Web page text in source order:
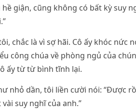
giận, cũng không có bất kỳ suy
chắc là vì sợ hãi. Cô ấy khóc nức
công chúa về phòng ngủ của
ấy từ từ bình tĩnh lại.
nhỏ dần, tôi liền cười nói: “Được
suy nghĩ của anh.”